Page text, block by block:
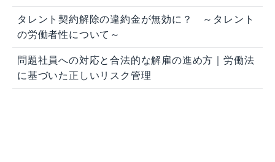
タレント契約解除の違約金が無効に？ ～タレント
の労働者性について～
問題社員への対応と合法的な解雇の進め方｜労働法
に基づいた正しいリスク管理